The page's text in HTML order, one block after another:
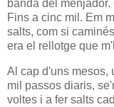
banda del
Fins a cinc mil. Em
salts, com si
era el rellotge que
Al cap d'uns mesos,
mil passos diaris,
voltes i a fer salts